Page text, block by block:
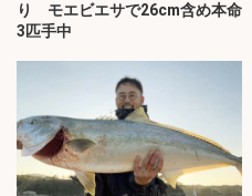
り モエビエサで26cm含め本命
3匹手中